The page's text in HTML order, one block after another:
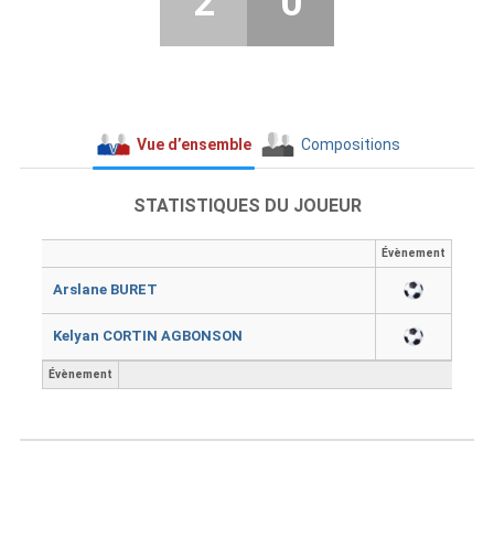
Vue d’ensemble Compositions
STATISTIQUES DU JOUEUR
Évènement
Arslane BURET
Kelyan CORTIN AGBONSON
Évènement